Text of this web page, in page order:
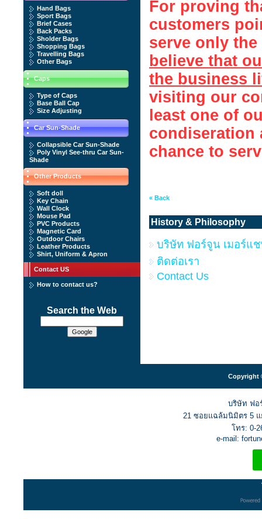
Hand Bags
Sport Bags
Brief Cases
Back Packs
Sholder Bags
Shopping Bags
Travelling Bags
Other Bags
Caps
Type of Caps
Base Ball Cap
Size Adjusting
Car Sun-Shade
Collapsible Car Sun-Shade
Poly Vinyl See-thru Car Sun-
Shade
Other Products
Soft doll
Key Chain
Wall Clock
Mouse Pad
PVC Products
Magnetic Card
Outdoor Chairs
Leather Products
Shirt, Uniform & Apron
Contact US
How to contact us?
Search the Web
For proving
customers
serve only
believe that
the business
visiting our
least one of
condiseration
chance to
« Back
History & Philosophy
บริษัท ฟอร์จูน เมอร์แ
ติดต่อเรา
Contact Us
Copyright
บริษัท ฟอ
21 ซอยแฉล้มนิมิตร 5
โทร: 0-
e-mail: